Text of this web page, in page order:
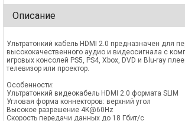
Описание
Ультратонкий кабель HDMI 2.0 предназначен для
высококачественного аудио и видеосигнала с
игровых консолей PS5, PS4, Xbox, DVD и Blu-ray
телевизор или проектор.
Особенности:
Ультратонкий видеокабель HDMI 2.0 формата SLIM
Угловая форма коннекторов: верхний угол
Высокое разрешение 4K@60Hz
Скорость передачи данных до 18 Гбит/c